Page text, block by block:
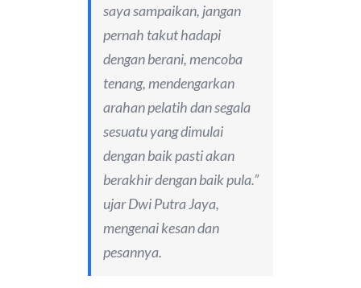
saya sampaikan, jangan
pernah takut hadapi
dengan berani, mencoba
tenang, mendengarkan
arahan pelatih dan segala
sesuatu yang dimulai
dengan baik pasti akan
berakhir dengan baik pula.”
ujar Dwi Putra Jaya,
mengenai kesan dan
pesannya.